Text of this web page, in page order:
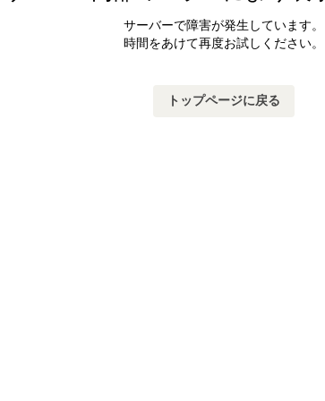
サーバーで障害が発生しています。
時間をあけて再度お試しください。
トップページに戻る